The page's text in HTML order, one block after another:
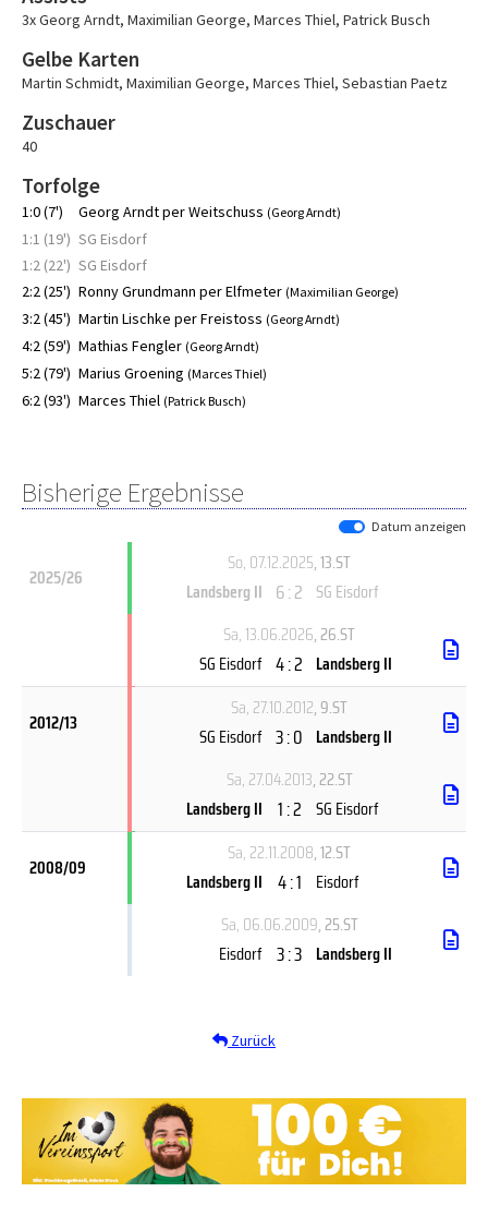
3x Georg Arndt, Maximilian George, Marces Thiel, Patrick Busch
Gelbe Karten
Martin Schmidt, Maximilian George, Marces Thiel, Sebastian Paetz
Zuschauer
40
Torfolge
1:0 (7') Georg Arndt per Weitschuss (Georg Arndt)
1:1 (19') SG Eisdorf
1:2 (22') SG Eisdorf
2:2 (25') Ronny Grundmann per Elfmeter (Maximilian George)
3:2 (45') Martin Lischke per Freistoss (Georg Arndt)
4:2 (59') Mathias Fengler (Georg Arndt)
5:2 (79') Marius Groening (Marces Thiel)
6:2 (93') Marces Thiel (Patrick Busch)
Bisherige Ergebnisse
Datum anzeigen
2025/26
So, 07.12.2025, 13.ST
Landsberg II 6 : 2 SG Eisdorf
Sa, 13.06.2026, 26.ST
SG Eisdorf 4 : 2 Landsberg II
2012/13
Sa, 27.10.2012, 9.ST
SG Eisdorf 3 : 0 Landsberg II
Sa, 27.04.2013, 22.ST
Landsberg II 1 : 2 SG Eisdorf
2008/09
Sa, 22.11.2008, 12.ST
Landsberg II 4 : 1 Eisdorf
Sa, 06.06.2009, 25.ST
Eisdorf 3 : 3 Landsberg II
Zurück